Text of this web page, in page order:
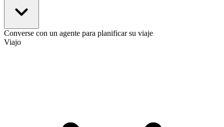
Converse con un agente para planificar su viaje
Viajo